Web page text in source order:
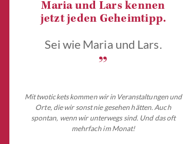
Maria und Lars kennen
jetzt jeden Geheimtipp.
Sei wie Maria und Lars.
„
Mit twotickets kommen wir in Veranstaltungen und
Orte, die wir sonst nie gesehen hätten. Auch
spontan, wenn wir unterwegs sind. Und das oft
mehrfach im Monat!